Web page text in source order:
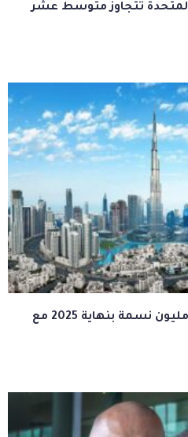
المتحدة تتجاوز متوسط عشر
عدد سكان دبي يتجاوز 4.5 مليون نسمة بنهاية 2025 مع